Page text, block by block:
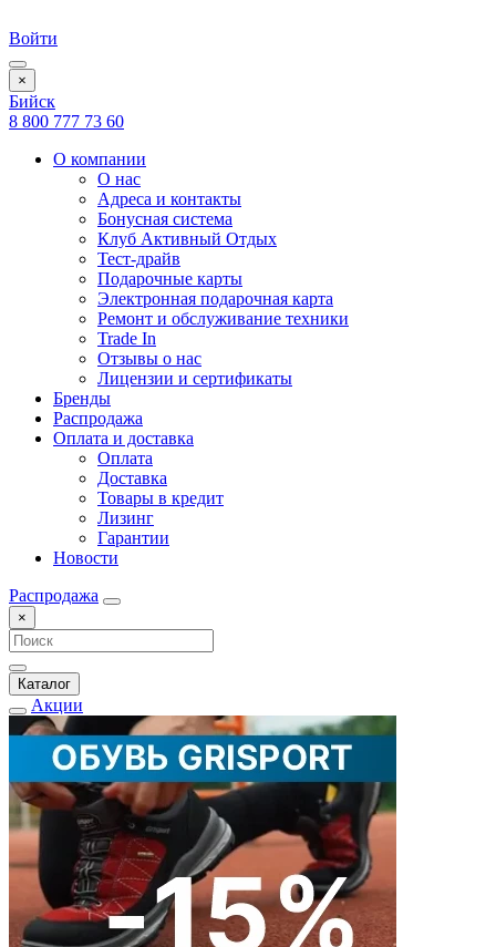
Войти
×
Бийск
8 800 777 73 60
О компании
О нас
Адреса и контакты
Бонусная система
Клуб Активный Отдых
Тест-драйв
Подарочные карты
Электронная подарочная карта
Ремонт и обслуживание техники
Trade In
Отзывы о нас
Лицензии и сертификаты
Бренды
Распродажа
Оплата и доставка
Оплата
Доставка
Товары в кредит
Лизинг
Гарантии
Новости
Распродажа
×
Каталог
Акции